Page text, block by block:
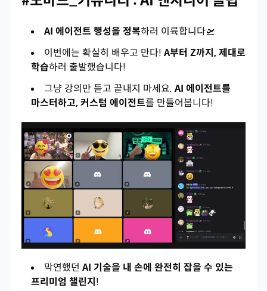
AI 에이전트 행성을 정복하러 이륙합니다🛫
이번에는 확실히 배우고 만다! A부터 Z까지, 제대로
학습하러 출발했습니다!
그냥 강의만 듣고 끝내지 마세요. AI 에이전트를
마스터하고, 커스텀 에이전트를 만들어봅니다!
막연했던 AI 기술을 내 손에 완전히 잡을 수 있는
프리미엄 챌린지!